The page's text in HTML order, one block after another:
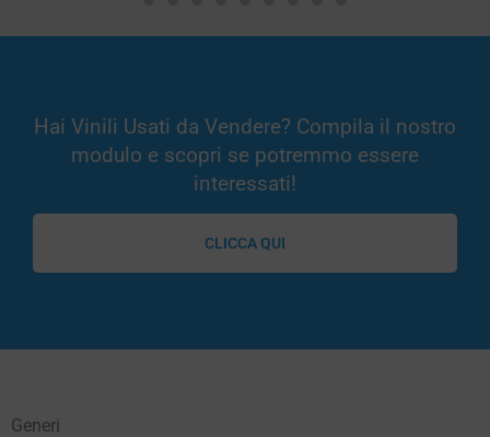
Hai Vinili Usati da Vendere? Compila il nostro
modulo e scopri se potremmo essere
interessati!
CLICCA QUI
Generi